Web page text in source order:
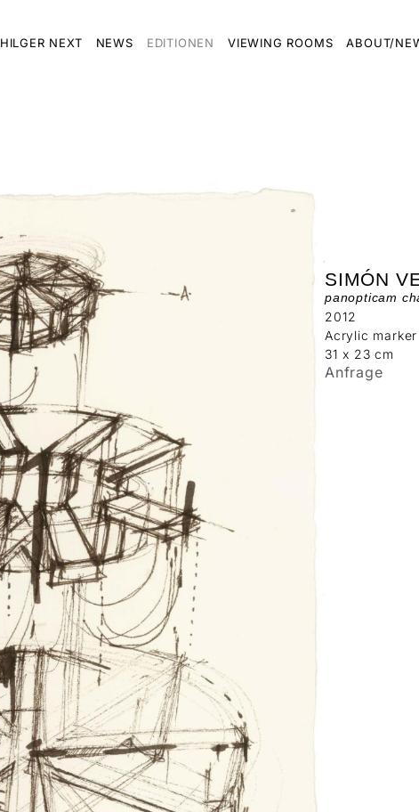
HILGER NEXT NEWS EDITIONEN VIEWING ROOMS ABOUT/
SIMÓN
panopticam
2012
Acrylic
31 x 23 cm
Anfrage